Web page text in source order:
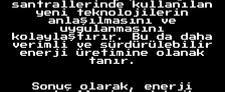
santrallerinde kullanılan
yeni teknolojilerin
anlaşılmasını ve
uygulanmasını
kolaylaştırır. Bu da daha
verimli ve sürdürülebilir
enerji üretimine olanak
tanır.
Sonuç olarak, enerji